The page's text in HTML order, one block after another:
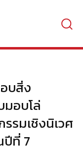
บสิ่ง
มอบโล่
รมเชิงนิเวศ
ปีที่ 7